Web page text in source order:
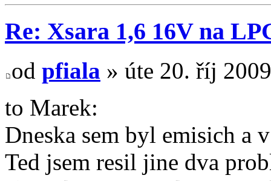
Re: Xsara 1,6 16V na
od pfiala » úte 20. říj
to Marek:
Dneska sem byl emisich a
Ted jsem resil jine dva